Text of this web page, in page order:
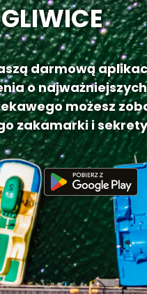
darmową
o
możesz
zakamarki i